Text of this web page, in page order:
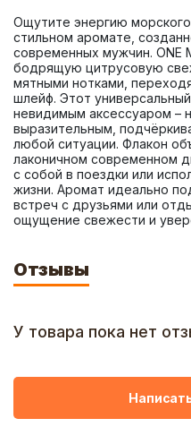
Ощутите энергию
стильном аромате,
современных мужчин. ONE
бодрящую цитрусовую
мятными нотками,
шлейф. Этот
невидимым аксессуаром –
выразительным,
любой ситуации. Флакон
лаконичном современном
с собой в поездки или
жизни. Аромат идеально
встреч с друзьями или
ощущение свежести и
Отзывы
У товара пока нет